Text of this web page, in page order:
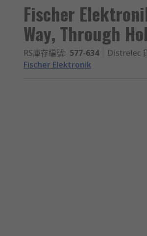
Fischer
Way, Through
RS庫存編號: 577-634 Distrelec
Fischer Elektronik